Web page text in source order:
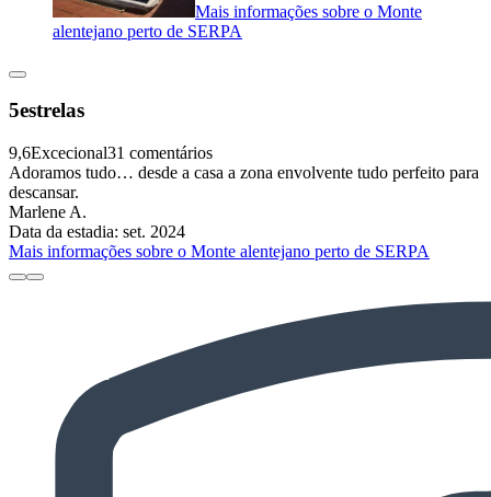
Mais informações sobre o Monte
alentejano perto de SERPA
5estrelas
9,6Excecional31 comentários
Adoramos tudo… desde a casa a zona envolvente tudo perfeito para
descansar.
Marlene A.
Data da estadia: set. 2024
Mais informações sobre o Monte alentejano perto de SERPA